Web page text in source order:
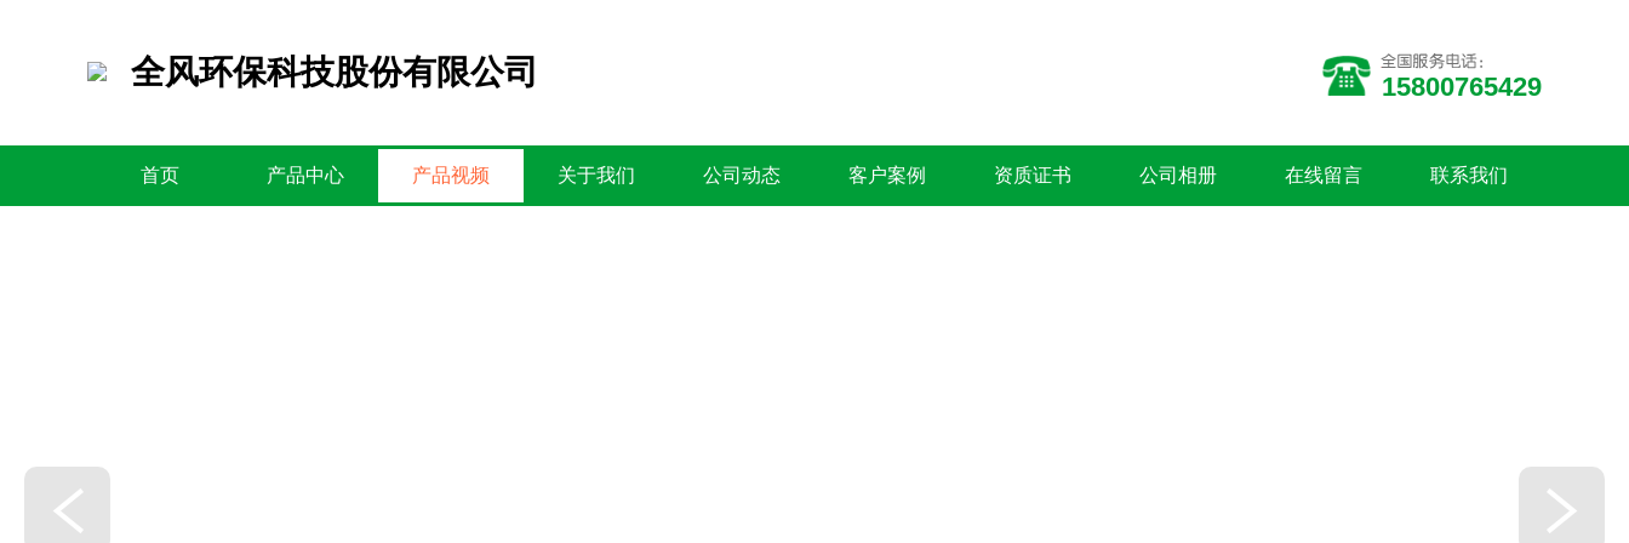
全风环保科技股份有限公司 15800765429
首页 产品中心 产品视频 关于我们 公司动态 客户案例 资质证书 公司相册 在线留言 联系我们